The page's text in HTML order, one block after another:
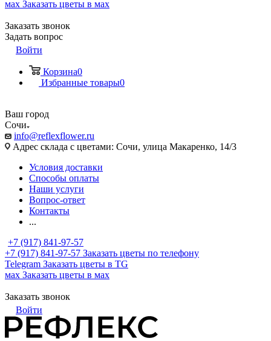
мах Заказать цветы в мах
Заказать звонок
Задать вопрос
Войти
Корзина0
Избранные товары0
Ваш город
Сочи
info@reflexflower.ru
Адрес склада с цветами: Сочи, улица Макаренко, 14/3
Условия доставки
Способы оплаты
Наши услуги
Вопрос-ответ
Контакты
...
+7 (917) 841-97-57
+7 (917) 841-97-57 Заказать цветы по телефону
Telegram Заказать цветы в TG
мах Заказать цветы в мах
Заказать звонок
Войти